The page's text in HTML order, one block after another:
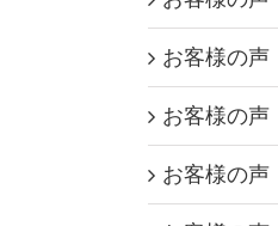
お客様の声
お客様の声
お客様の声